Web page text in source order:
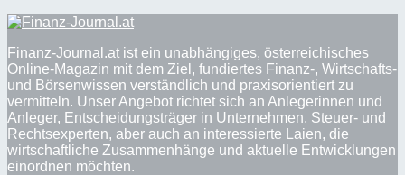
Finanz-Journal.at ist ein unabhängiges, österreichisches
Online-Magazin mit dem Ziel, fundiertes Finanz-, Wirtschafts-
und Börsenwissen verständlich und praxisorientiert zu
vermitteln. Unser Angebot richtet sich an Anlegerinnen und
Anleger, Entscheidungsträger in Unternehmen, Steuer- und
Rechtsexperten, aber auch an interessierte Laien, die
wirtschaftliche Zusammenhänge und aktuelle Entwicklungen
einordnen möchten.